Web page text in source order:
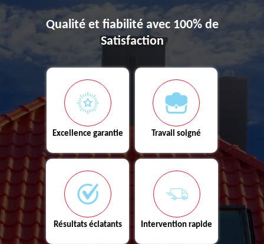
Qualité et fiabilité avec 100% de
Satisfaction
Excellence garantie Travail soigné
Résultats éclatants Intervention rapide